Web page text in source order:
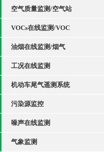
空气质量监测/空气站
VOCs在线监测/VOC
油烟在线监测/烟气
工况在线监测
机动车尾气遥测系统
污染源监控
噪声在线监测
气象监测